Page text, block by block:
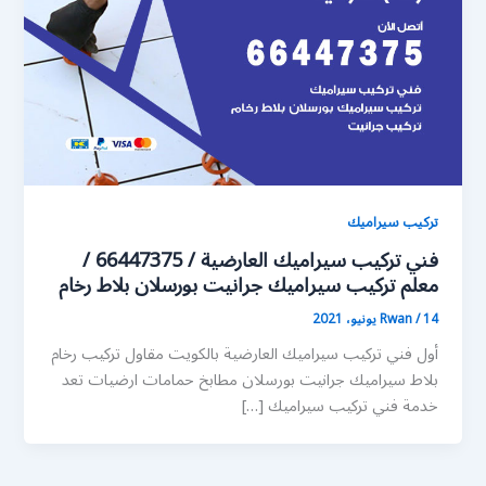
تركيب سيراميك
فني تركيب سيراميك العارضية / 66447375 /
معلم تركيب سيراميك جرانيت بورسلان بلاط رخام
Rwan/14 يونيو، 2021
أول فني تركيب سيراميك العارضية بالكويت مقاول تركيب رخام
بلاط سيراميك جرانيت بورسلان مطابخ حمامات ارضيات تعد
خدمة فني تركيب سيراميك […]